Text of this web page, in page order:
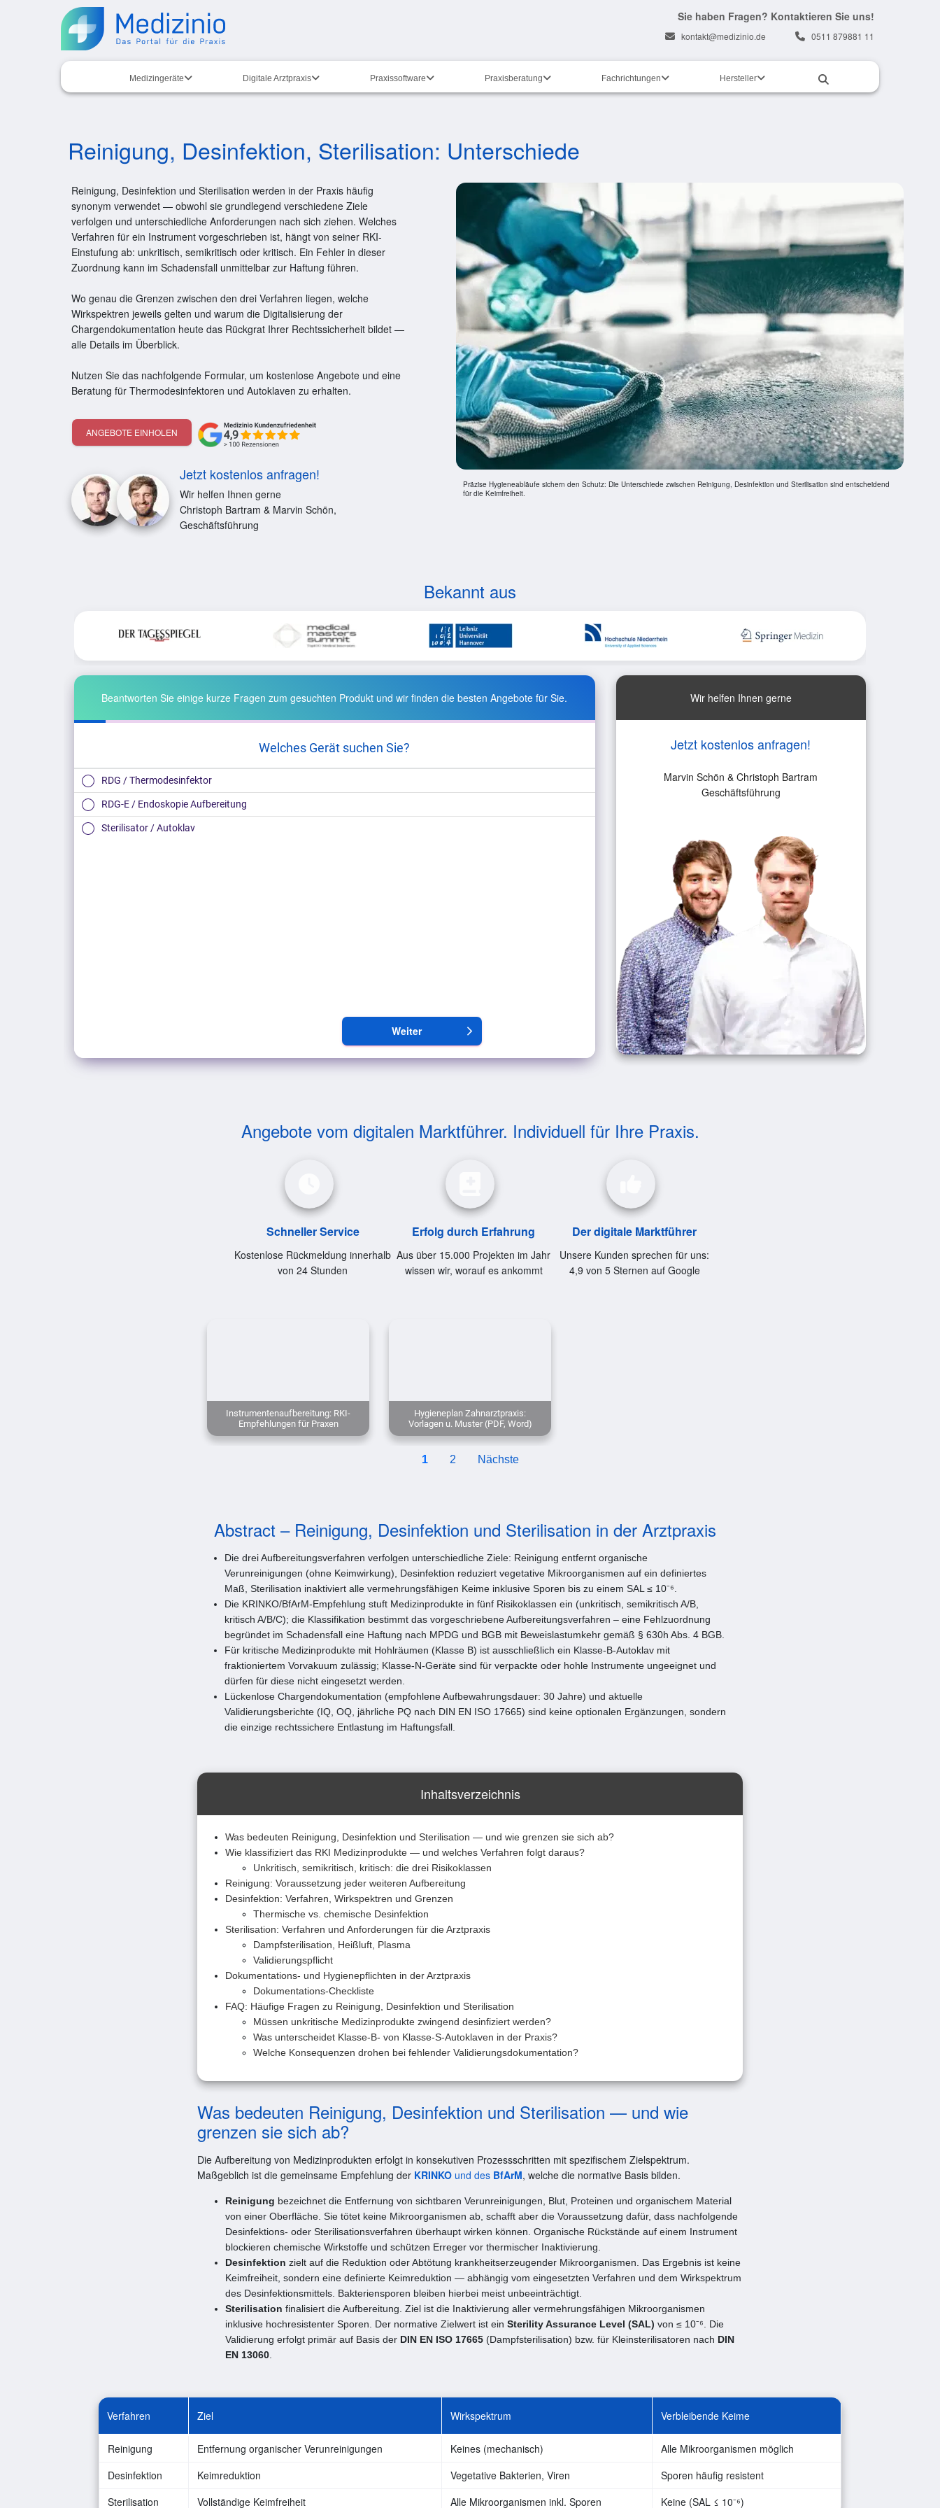
Sie haben Fragen? Kontaktieren Sie uns!
kontakt@medizinio.de 0511 879881 11
Medizingeräte Digitale Arztpraxis Praxissoftware Praxisberatung Fachrichtungen Hersteller
Reinigung, Desinfektion, Sterilisation: Unterschiede
Reinigung, Desinfektion und Sterilisation werden in der Praxis häufig
synonym verwendet — obwohl sie grundlegend verschiedene Ziele
verfolgen und unterschiedliche Anforderungen nach sich ziehen. Welches
Verfahren für ein Instrument vorgeschrieben ist, hängt von seiner RKI-
Einstufung ab: unkritisch, semikritisch oder kritisch. Ein Fehler in dieser
Zuordnung kann im Schadensfall unmittelbar zur Haftung führen.
Wo genau die Grenzen zwischen den drei Verfahren liegen, welche
Wirkspektren jeweils gelten und warum die Digitalisierung der
Chargendokumentation heute das Rückgrat Ihrer Rechtssicherheit bildet —
alle Details im Überblick.
Nutzen Sie das nachfolgende Formular, um kostenlose Angebote und eine
Beratung für Thermodesinfektoren und Autoklaven zu erhalten.
ANGEBOTE EINHOLEN
Jetzt kostenlos anfragen!
Wir helfen Ihnen gerne
Christoph Bartram & Marvin Schön,
Geschäftsführung
Präzise Hygieneabläufe sichern den Schutz: Die Unterschiede zwischen Reinigung, Desinfektion und Sterilisation sind entscheidend
für die Keimfreiheit.
Bekannt aus
Beantworten Sie einige kurze Fragen zum gesuchten Produkt und wir finden die besten Angebote für Sie.
Welches Gerät suchen Sie?
RDG / Thermodesinfektor
RDG-E / Endoskopie Aufbereitung
Sterilisator / Autoklav
Weiter arrow_forward_ios
Wir helfen Ihnen gerne
Jetzt kostenlos anfragen!
Marvin Schön & Christoph Bartram
Geschäftsführung
Angebote vom digitalen Marktführer. Individuell für Ihre Praxis.
Schneller Service
Kostenlose Rückmeldung innerhalb
von 24 Stunden
Erfolg durch Erfahrung
Aus über 15.000 Projekten im Jahr
wissen wir, worauf es ankommt
Der digitale Marktführer
Unsere Kunden sprechen für uns:
4,9 von 5 Sternen auf Google
Instrumentenaufbereitung: RKI-
Empfehlungen für Praxen
Hygieneplan Zahnarztpraxis:
Vorlagen u. Muster (PDF, Word)
1 2 Nächste
Abstract – Reinigung, Desinfektion und Sterilisation in der Arztpraxis
Die drei Aufbereitungsverfahren verfolgen unterschiedliche Ziele: Reinigung entfernt organische
Verunreinigungen (ohne Keimwirkung), Desinfektion reduziert vegetative Mikroorganismen auf ein definiertes
Maß, Sterilisation inaktiviert alle vermehrungsfähigen Keime inklusive Sporen bis zu einem SAL ≤ 10⁻⁶.
Die KRINKO/BfArM-Empfehlung stuft Medizinprodukte in fünf Risikoklassen ein (unkritisch, semikritisch A/B,
kritisch A/B/C); die Klassifikation bestimmt das vorgeschriebene Aufbereitungsverfahren – eine Fehlzuordnung
begründet im Schadensfall eine Haftung nach MPDG und BGB mit Beweislastumkehr gemäß § 630h Abs. 4 BGB.
Für kritische Medizinprodukte mit Hohlräumen (Klasse B) ist ausschließlich ein Klasse-B-Autoklav mit
fraktioniertem Vorvakuum zulässig; Klasse-N-Geräte sind für verpackte oder hohle Instrumente ungeeignet und
dürfen für diese nicht eingesetzt werden.
Lückenlose Chargendokumentation (empfohlene Aufbewahrungsdauer: 30 Jahre) und aktuelle
Validierungsberichte (IQ, OQ, jährliche PQ nach DIN EN ISO 17665) sind keine optionalen Ergänzungen, sondern
die einzige rechtssichere Entlastung im Haftungsfall.
Inhaltsverzeichnis
Was bedeuten Reinigung, Desinfektion und Sterilisation — und wie grenzen sie sich ab?
Wie klassifiziert das RKI Medizinprodukte — und welches Verfahren folgt daraus?
Unkritisch, semikritisch, kritisch: die drei Risikoklassen
Reinigung: Voraussetzung jeder weiteren Aufbereitung
Desinfektion: Verfahren, Wirkspektren und Grenzen
Thermische vs. chemische Desinfektion
Sterilisation: Verfahren und Anforderungen für die Arztpraxis
Dampfsterilisation, Heißluft, Plasma
Validierungspflicht
Dokumentations- und Hygienepflichten in der Arztpraxis
Dokumentations-Checkliste
FAQ: Häufige Fragen zu Reinigung, Desinfektion und Sterilisation
Müssen unkritische Medizinprodukte zwingend desinfiziert werden?
Was unterscheidet Klasse-B- von Klasse-S-Autoklaven in der Praxis?
Welche Konsequenzen drohen bei fehlender Validierungsdokumentation?
Was bedeuten Reinigung, Desinfektion und Sterilisation — und wie
grenzen sie sich ab?
Die Aufbereitung von Medizinprodukten erfolgt in konsekutiven Prozessschritten mit spezifischem Zielspektrum.
Maßgeblich ist die gemeinsame Empfehlung der KRINKO und des BfArM, welche die normative Basis bilden.
Reinigung bezeichnet die Entfernung von sichtbaren Verunreinigungen, Blut, Proteinen und organischem Material
von einer Oberfläche. Sie tötet keine Mikroorganismen ab, schafft aber die Voraussetzung dafür, dass nachfolgende
Desinfektions- oder Sterilisationsverfahren überhaupt wirken können. Organische Rückstände auf einem Instrument
blockieren chemische Wirkstoffe und schützen Erreger vor thermischer Inaktivierung.
Desinfektion zielt auf die Reduktion oder Abtötung krankheitserzeugender Mikroorganismen. Das Ergebnis ist keine
Keimfreiheit, sondern eine definierte Keimreduktion — abhängig vom eingesetzten Verfahren und dem Wirkspektrum
des Desinfektionsmittels. Bakteriensporen bleiben hierbei meist unbeeinträchtigt.
Sterilisation finalisiert die Aufbereitung. Ziel ist die Inaktivierung aller vermehrungsfähigen Mikroorganismen
inklusive hochresistenter Sporen. Der normative Zielwert ist ein Sterility Assurance Level (SAL) von ≤ 10⁻⁶. Die
Validierung erfolgt primär auf Basis der DIN EN ISO 17665 (Dampfsterilisation) bzw. für Kleinsterilisatoren nach DIN
EN 13060
Verfahren Ziel Wirkspektrum Verbleibende Keime
Reinigung Entfernung organischer Verunreinigungen Keines (mechanisch)
Alle Mikroorganismen möglich
Desinfektion
Keimreduktion Vegetative Bakterien, Viren
Sporen häufig resistent
Sterilisation
Vollständige Keimfreiheit Alle Mikroorganismen inkl. Sporen Keine (SAL ≤ 10⁻⁶)